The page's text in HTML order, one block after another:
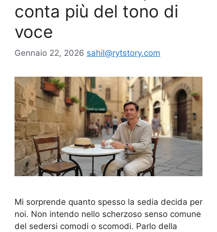
conta più del tono di
voce
Gennaio 22, 2026 sahil@rytstory.com
Mi sorprende quanto spesso la sedia decida per
noi. Non intendo nello scherzoso senso comune
del sedersi comodi o scomodi. Parlo della